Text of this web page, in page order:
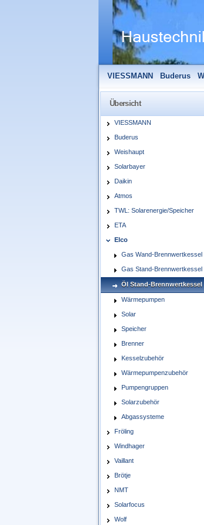
VIESSMANN Buderus
Solarfocus
Wolf
Übersicht
VIESSMANN
Buderus
Weishaupt
Solarbayer
Daikin
Atmos
TWL: Solarenergie/Speicher
ETA
Elco
Gas Wand-Brennwertkessel
Gas Stand-Brennwertkessel
Öl Stand-Brennwertkessel
Wärmepumpen
Solar
Speicher
Brenner
Kesselzubehör
Wärmepumpenzubehör
Pumpengruppen
Solarzubehör
Abgassysteme
Fröling
Windhager
Vaillant
Brötje
NMT
Solarfocus
Wolf